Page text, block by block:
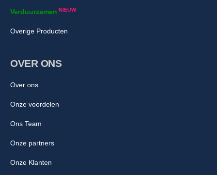
Verduurzamen NIEUW
Overige Producten
OVER ONS
Over ons
Onze voordelen
Ons Team
Onze partners
Onze Klanten